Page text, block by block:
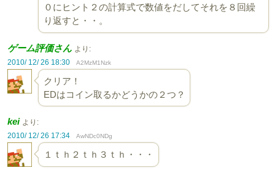
０にヒント２の計算式で数値をだしてそれを８回繰
り返すと・・。
ゲーム評価さん より:
2010/ 12/ 26 18:30
A2MzM1Nzk
クリア！
EDはコイン取るかどうかの２つ？
kei より:
2010/ 12/ 26 17:34
AwNDc0NDg
１ｔｈ２ｔｈ３ｔｈ・・・